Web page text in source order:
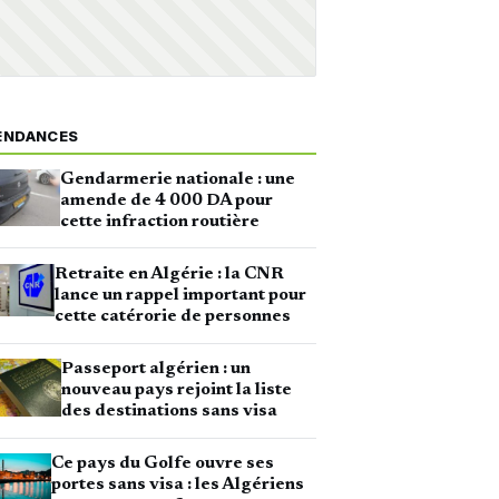
Gendarmerie nationale : une
amende de 4 000 DA pour
cette infraction routière
Retraite en Algérie : la CNR
lance un rappel important pour
cette catérorie de personnes
Passeport algérien : un
nouveau pays rejoint la liste
des destinations sans visa
Ce pays du Golfe ouvre ses
portes sans visa : les Algériens